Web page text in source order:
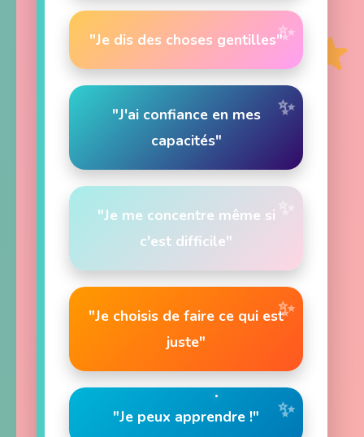
"Je dis des choses gentilles"
"J'ai confiance en mes
capacités"
"Je me concentre même si
c'est difficile"
"Je choisis de faire ce qui est
juste"
"Je peux apprendre !"